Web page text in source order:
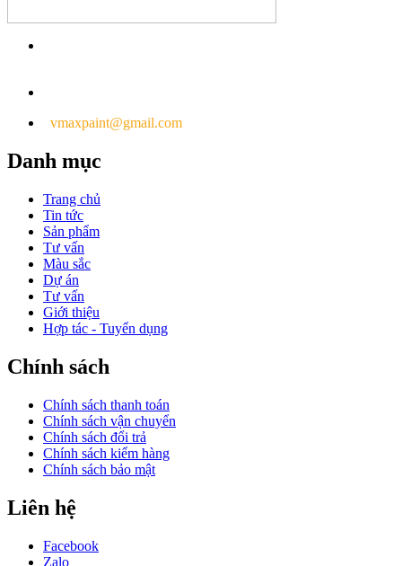
vmaxpaint@gmail.com
Danh mục
Trang chủ
Tin tức
Sản phẩm
Tư vấn
Màu sắc
Dự án
Tư vấn
Giới thiệu
Hợp tác - Tuyển dụng
Chính sách
Chính sách thanh toán
Chính sách vận chuyển
Chính sách đổi trả
Chính sách kiểm hàng
Chính sách bảo mật
Liên hệ
Facebook
Zalo